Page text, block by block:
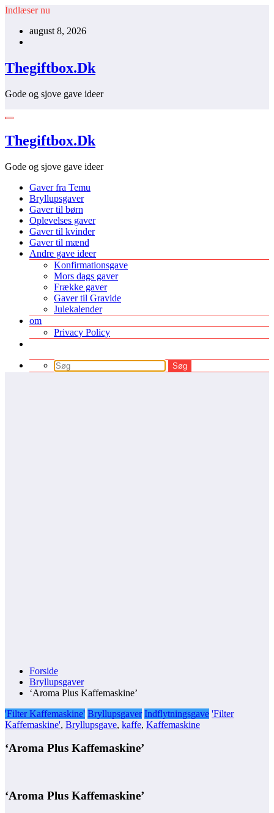
Videre
indhold
Indlæser nu
august 8, 2026
Thegiftbox.Dk
Gode og sjove gave ideer
Thegiftbox.Dk
Gode og sjove gave ideer
Gaver fra Temu
Bryllupsgaver
Gaver til børn
Oplevelses gaver
Gaver til kvinder
Gaver til mænd
Andre gave ideer
Konfirmationsgave
Mors dags gaver
Frække gaver
Gaver til Gravide
Julekalender
om
Privacy Policy
Forside
Bryllupsgaver
‘Aroma Plus Kaffemaskine’
'Filter Kaffemaskine' Bryllupsgaver Indflytningsgave 'Filter
Kaffemaskine', Bryllupsgave, kaffe, Kaffemaskine
‘Aroma Plus Kaffemaskine’
‘Aroma Plus Kaffemaskine’